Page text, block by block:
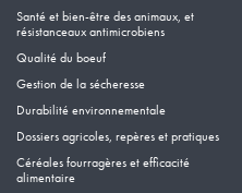
Santé et bien-être des animaux, et
résistanceaux antimicrobiens
Qualité du boeuf
Gestion de la sécheresse
Durabilité environnementale
Dossiers agricoles, repères et pratiques
Céréales fourragères et efficacité
alimentaire